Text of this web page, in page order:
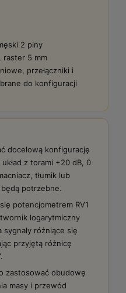
2 piny
raster 5 mm
przełączniki i
do konfiguracji
docelową konfigurację
z torami +20 dB, 0
tłumik lub
potrzebne.
potencjometrem RV1
logarytmiczny
różniące się
przyjętą różnicę
zastosować obudowę
masy i przewód